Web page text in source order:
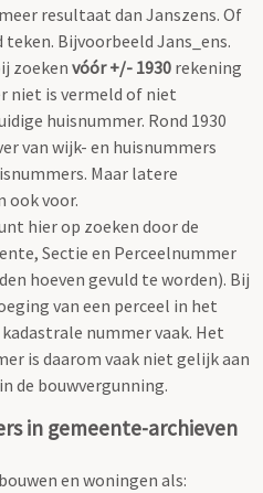
resultaat dan Janszens. Of
teken. Bijvoorbeeld Jans_ens.
zoeken vóór +/- 1930 rekening
niet is vermeld of niet
huisnummer. Rond 1930
van wijk- en huisnummers
Maar latere
ook voor.
hier op zoeken door de
Sectie en Perceelnummer
hoeven gevuld te worden). Bij
van een perceel in het
nummer vaak. Het
is daarom vaak niet gelijk aan
de bouwvergunning.
in gemeente-archieven
en woningen als: